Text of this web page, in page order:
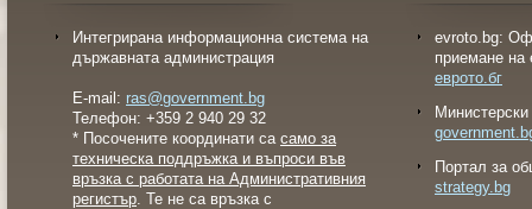
Интегрирана информационна система на
държавната администрация
E-mail: ras@government.bg
Телефон: +359 2 940 29 32
* Посочените координати са само за
техническа поддръжка и въпроси във
връзка с работата на Административния
регистър. Те не са връзка с
evroto.bg:
приемане на
еврото.бг
Портал за
strategy.bg